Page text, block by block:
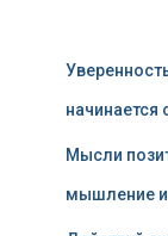
начинается
Мысли
мышление и